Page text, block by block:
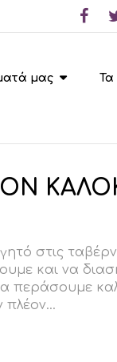
μας Τα
στις
και να
περάσουμε
πλέον...